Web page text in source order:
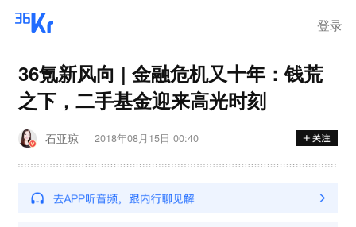
登录
36氪新风向 | 金融危机又十年：钱荒
之下，二手基金迎来高光时刻
石亚琼 2018年08月15日 00:40